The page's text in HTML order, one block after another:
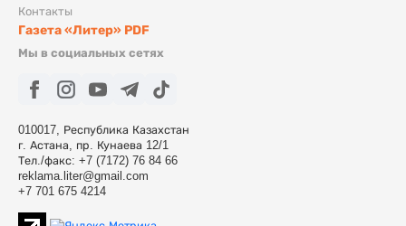
Контакты
Газета «Литер» PDF
Мы в социальных сетях
010017, Республика Казахстан
г. Астана, пр. Кунаева 12/1
Тел./факс: +7 (7172) 76 84 66
reklama.liter@gmail.com
+7 701 675 4214